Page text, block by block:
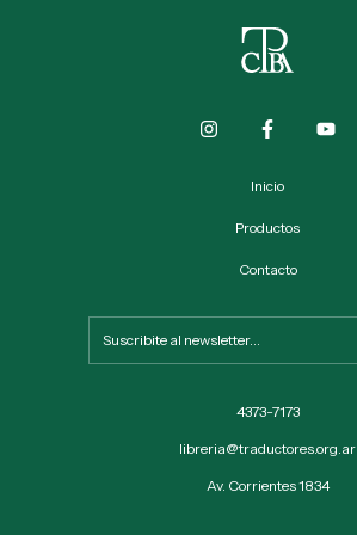
Inicio
Productos
Contacto
4373-7173
libreria@traductores.org.ar
Av. Corrientes 1834